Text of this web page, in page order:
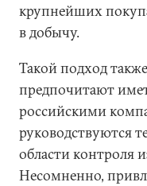
крупнейших
в добычу.
Такой подход
предпочитают
российскими
руководствуются
области контроля
Несомненно,